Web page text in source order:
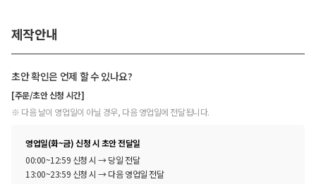
제작안내
초안 확인은 언제 할 수 있나요?
[주문/초안 신청 시간]
※ 다음 날이 영업일이 아닐 경우, 다음 영업일에 전달됩니다.
영업일(화~금) 신청 시 초안 전달일
00:00~12:59 신청 시 → 당일 전달
13:00~23:59 신청 시 → 다음 영업일 전달